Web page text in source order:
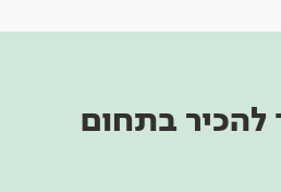
להכיר בתחום